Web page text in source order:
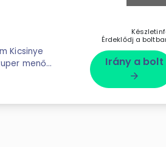
menő
Érdeklődj a
Irány a bolt
arrow_forward